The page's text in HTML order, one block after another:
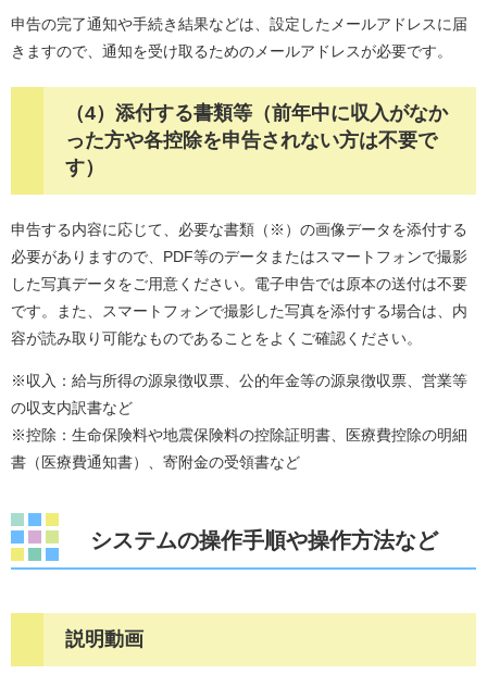
申告の完了通知や手続き結果などは、設定したメールアドレスに届
きますので、通知を受け取るためのメールアドレスが必要です。
（4）添付する書類等（前年中に収入がなか
った方や各控除を申告されない方は不要で
す）
申告する内容に応じて、必要な書類（※）の画像データを添付する
必要がありますので、PDF等のデータまたはスマートフォンで撮影
した写真データをご用意ください。電子申告では原本の送付は不要
です。また、スマートフォンで撮影した写真を添付する場合は、内
容が読み取り可能なものであることをよくご確認ください。
※収入：給与所得の源泉徴収票、公的年金等の源泉徴収票、営業等
の収支内訳書など
※控除：生命保険料や地震保険料の控除証明書、医療費控除の明細
書（医療費通知書）、寄附金の受領書など
システムの操作手順や操作方法など
説明動画